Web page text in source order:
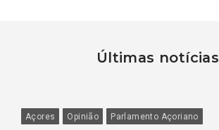
Últimas notícias
Açores Opinião Parlamento Açoriano